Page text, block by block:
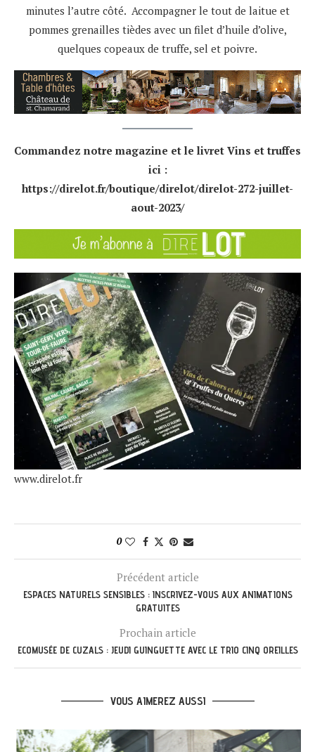
minutes l’autre côté. Accompagner le tout de laitue et
pommes grenailles tièdes avec un filet d’huile d’olive,
quelques copeaux de truffe, sel et poivre.
Commandez notre magazine et le livret Vins et truffes
ici :
https://direlot.fr/boutique/direlot/direlot-272-juillet-
aout-2023/
www.direlot.fr
0
Précédent article
ESPACES NATURELS SENSIBLES : INSCRIVEZ-VOUS AUX ANIMATIONS
GRATUITES
Prochain article
ECOMUSÉE DE CUZALS : JEUDI GUINGUETTE AVEC LE TRIO CINQ OREILLES
VOUS AIMEREZ AUSSI